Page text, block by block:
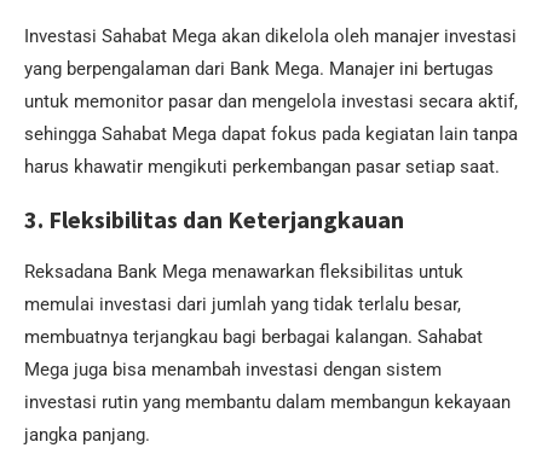
Investasi Sahabat Mega akan dikelola oleh manajer investasi
yang berpengalaman dari Bank Mega. Manajer ini bertugas
untuk memonitor pasar dan mengelola investasi secara aktif,
sehingga Sahabat Mega dapat fokus pada kegiatan lain tanpa
harus khawatir mengikuti perkembangan pasar setiap saat.
3. Fleksibilitas dan Keterjangkauan
Reksadana Bank Mega menawarkan fleksibilitas untuk
memulai investasi dari jumlah yang tidak terlalu besar,
membuatnya terjangkau bagi berbagai kalangan. Sahabat
Mega juga bisa menambah investasi dengan sistem
investasi rutin yang membantu dalam membangun kekayaan
jangka panjang.